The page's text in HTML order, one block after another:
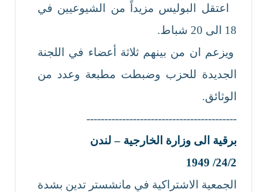
اعتقل البوليس مزيداً من الشيوعيين في
18 الى 20 شباط.
ويزعم ان من بينهم ثلاثة أعضاء في اللجنة
الجديدة للحزب وضبطت مطبعة وعدد من
الوثائق.
------------------------------------------
برقية الى وزارة الخارجية – لندن
24/2/ 1949
الجمعية الاشتراكية في مانشستر تدين بشدة